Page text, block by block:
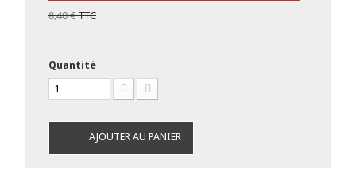
8,40 €TTC
Quantité
AJOUTER AU PANIER